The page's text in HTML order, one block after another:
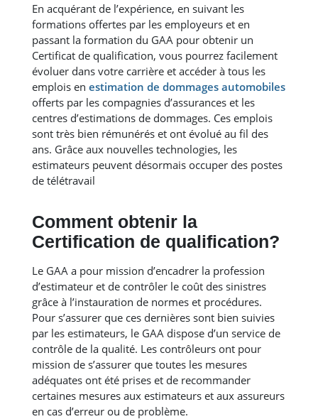
En acquérant de l’expérience, en suivant les
formations offertes par les employeurs et en
passant la formation du GAA pour obtenir un
Certificat de qualification, vous pourrez facilement
évoluer dans votre carrière et accéder à tous les
emplois en estimation de dommages automobiles
offerts par les compagnies d’assurances et les
centres d’estimations de dommages. Ces emplois
sont très bien rémunérés et ont évolué au fil des
ans. Grâce aux nouvelles technologies, les
estimateurs peuvent désormais occuper des postes
de télétravail
Comment obtenir la
Certification de qualification?
Le GAA a pour mission d’encadrer la profession
d’estimateur et de contrôler le coût des sinistres
grâce à l’instauration de normes et procédures.
Pour s’assurer que ces dernières sont bien suivies
par les estimateurs, le GAA dispose d’un service de
contrôle de la qualité. Les contrôleurs ont pour
mission de s’assurer que toutes les mesures
adéquates ont été prises et de recommander
certaines mesures aux estimateurs et aux assureurs
en cas d’erreur ou de problème.